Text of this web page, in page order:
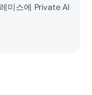
미스에 Private AI